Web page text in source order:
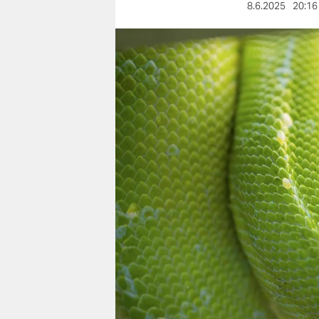
nord
wahrheit
verlag
verlag
veranstaltungen
shop
fragen & hilfe
unterstützen
abo
genossenschaft
8.6.2025